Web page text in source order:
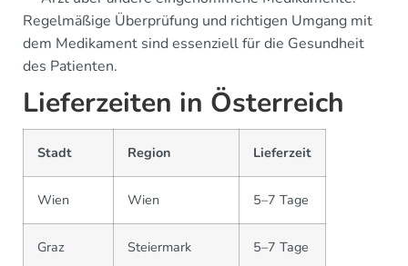
Regelmäßige Überprüfung und richtigen Umgang mit
dem Medikament sind essenziell für die Gesundheit
des Patienten.
Lieferzeiten in Österreich
Stadt Region Lieferzeit
Wien Wien 5–7 Tage
Graz Steiermark 5–7 Tage